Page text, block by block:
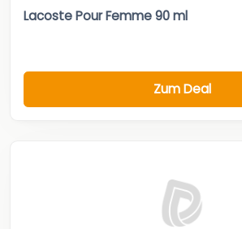
Lacoste Pour Femme 90 ml
Zum Deal